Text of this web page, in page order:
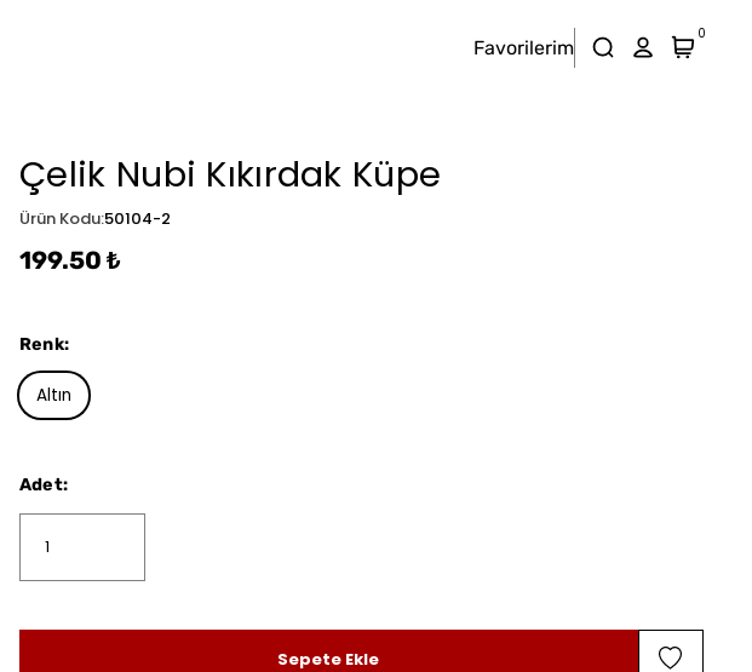
Favorilerim
0
Çelik Nubi Kıkırdak Küpe
Ürün Kodu:50104-2
199.50 ₺
Renk:
Altın
Adet:
Sepete Ekle